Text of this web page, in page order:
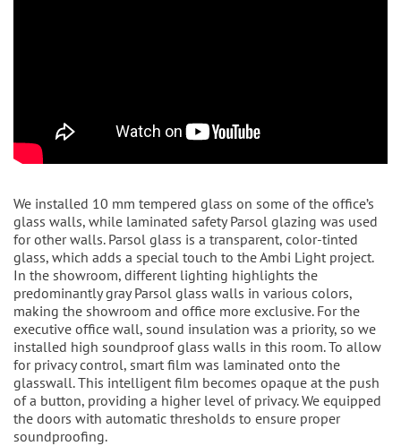
We installed 10 mm tempered glass on some of the office’s
glass walls, while laminated safety Parsol glazing was used
for other walls. Parsol glass is a transparent, color-tinted
glass, which adds a special touch to the Ambi Light project.
In the showroom, different lighting highlights the
predominantly gray Parsol glass walls in various colors,
making the showroom and office more exclusive. For the
executive office wall, sound insulation was a priority, so we
installed high soundproof glass walls in this room. To allow
for privacy control, smart film was laminated onto the
glasswall. This intelligent film becomes opaque at the push
of a button, providing a higher level of privacy. We equipped
the doors with automatic thresholds to ensure proper
soundproofing.